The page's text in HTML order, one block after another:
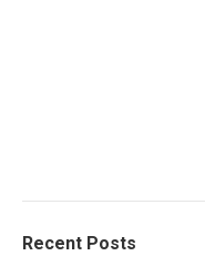
Recent Posts